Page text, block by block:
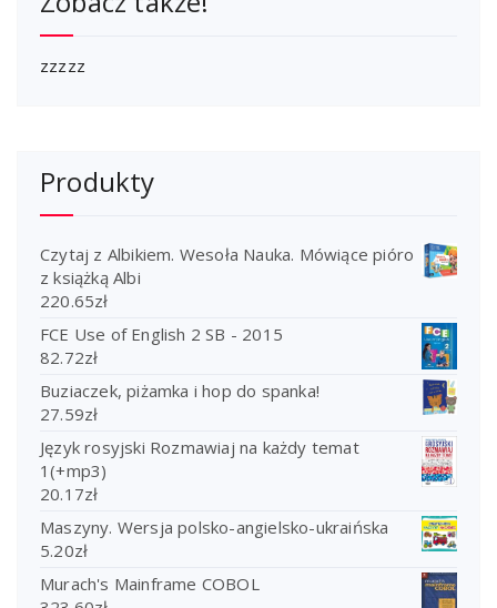
zzzzz
Produkty
Czytaj z Albikiem. Wesoła Nauka. Mówiące pióro
z książką Albi
220.65zł
FCE Use of English 2 SB - 2015
82.72zł
Buziaczek, piżamka i hop do spanka!
27.59zł
Język rosyjski Rozmawiaj na każdy temat
1(+mp3)
20.17zł
Maszyny. Wersja polsko-angielsko-ukraińska
5.20zł
Murach's Mainframe COBOL